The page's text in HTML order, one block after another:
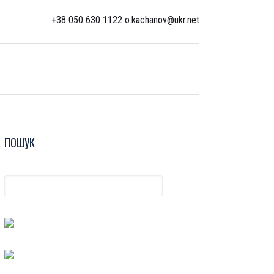
+38 050 630 1122 o.kachanov@ukr.net
ПОШУК